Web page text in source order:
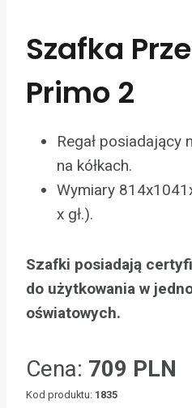
Szafka
Primo 2
Regał posiadający
na kółkach.
Wymiary
x gł.).
Szafki posiadają
do użytkowania w
oświatowych.
Cena: 709 PLN
Kod produktu: 1835